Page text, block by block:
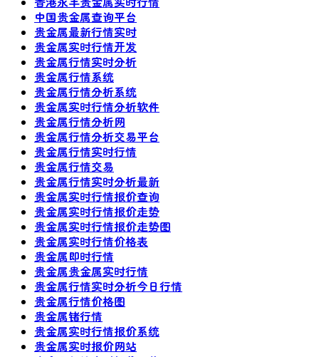
中国贵金属查询平台
贵金属最新行情实时
贵金属实时行情开发
贵金属行情实时分析
贵金属行情系统
贵金属行情分析系统
贵金属实时行情分析软件
贵金属行情分析网
贵金属行情分析交易平台
贵金属行情实时行情
贵金属行情交易
贵金属行情实时分析最新
贵金属实时行情报价查询
贵金属实时行情报价走势
贵金属实时行情报价走势图
贵金属实时行情价格表
贵金属即时行情
贵金属贵金属实时行情
贵金属行情实时分析今日行情
贵金属行情价格图
贵金属锗行情
贵金属实时行情报价系统
贵金属实时报价网站